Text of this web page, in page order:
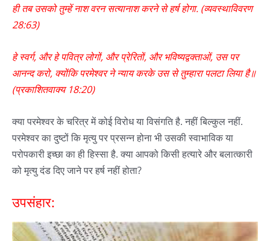
ही तब उसको तुम्हें नाश वरन सत्यानाश करने से हर्ष होगा. (व्यवस्थाविवरण
28:63)
हे स्वर्ग, और हे पवित्र लोगों, और प्रेरितों, और भविष्यद्वक्ताओं, उस पर
आनन्द करो, क्योंकि परमेश्वर ने न्याय करके उस से तुम्हारा पलटा लिया है॥
(प्रकाशितवाक्य 18:20)
क्या परमेश्वर के चरित्र में कोई विरोध या विसंगति है. नहीं बिल्कुल नहीं.
परमेश्वर का दुष्टों कि मृत्यु पर प्रसन्न होना भी उसकी स्वाभाविक या
परोपकारी इच्छा का ही हिस्सा है. क्या आपको किसी हत्यारे और बलात्कारी
को मृत्यु दंड दिए जाने पर हर्ष नहीं होता?
उपसंहार: